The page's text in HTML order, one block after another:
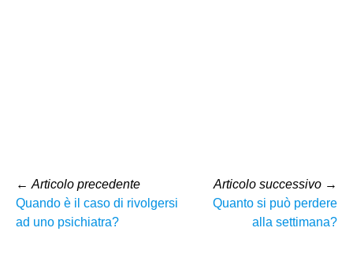
← Articolo precedente
Quando è il caso di rivolgersi
ad uno psichiatra?
Articolo successivo →
Quanto si può perdere
alla settimana?